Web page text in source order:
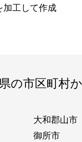
加工して作成
の市区町村
大和郡山市
御所市